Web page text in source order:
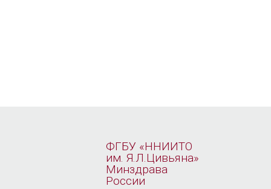
ФГБУ «ННИИТО
им. Я.Л.Цивьяна»
Минздрава
России